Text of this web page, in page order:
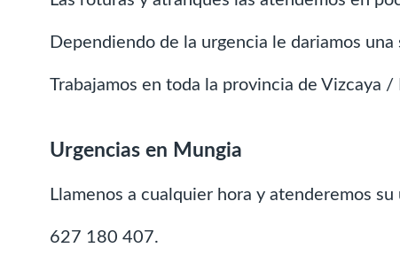
Dependiendo de la urgencia le dariamos
Trabajamos en toda la provincia de Vizcaya /
Urgencias en Mungia
Llamenos a cualquier hora y atenderemos
627 180 407.